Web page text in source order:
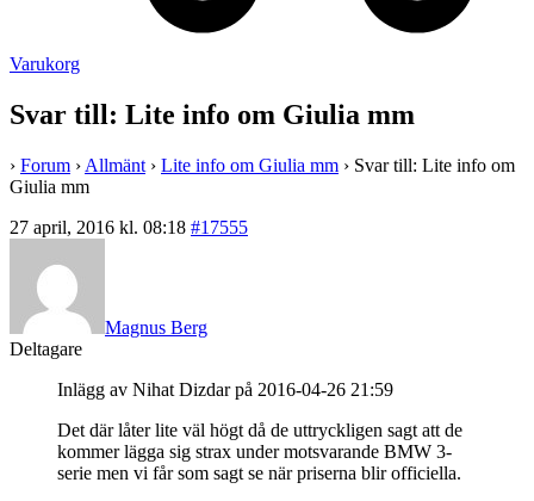
Varukorg
Svar till: Lite info om Giulia mm
› Forum › Allmänt › Lite info om Giulia mm › Svar till: Lite info om
Giulia mm
27 april, 2016 kl. 08:18 #17555
Magnus Berg
Deltagare
Inlägg av Nihat Dizdar på 2016-04-26 21:59
Det där låter lite väl högt då de uttryckligen sagt att de
kommer lägga sig strax under motsvarande BMW 3-
serie men vi får som sagt se när priserna blir officiella.